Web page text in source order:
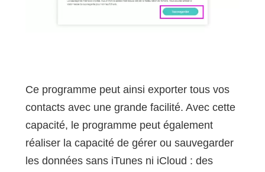
Ce programme peut ainsi exporter tous vos
contacts avec une grande facilité. Avec cette
capacité, le programme peut également
réaliser la capacité de gérer ou sauvegarder
les données sans iTunes ni iCloud : des